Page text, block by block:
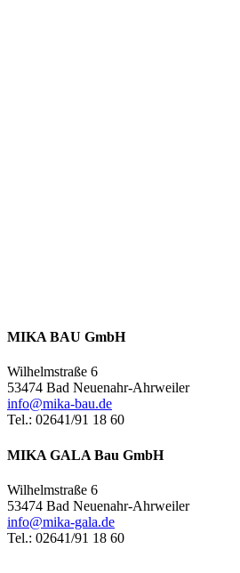
MIKA BAU GmbH
Wilhelmstraße 6
53474 Bad Neuenahr-Ahrweiler
info@mika-bau.de
Tel.: 02641/91 18 60
MIKA GALA Bau GmbH
Wilhelmstraße 6
53474 Bad Neuenahr-Ahrweiler
info@mika-gala.de
Tel.: 02641/91 18 60